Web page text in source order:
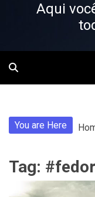
Aqui
You are Here
Tag: #fedor